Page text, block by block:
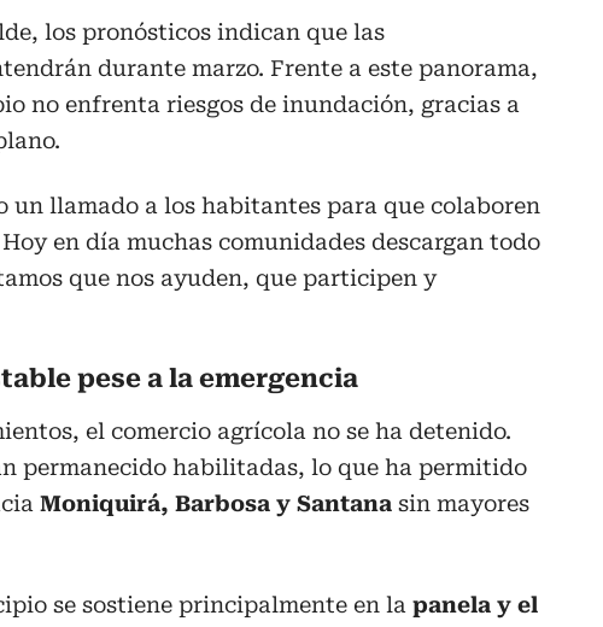
los pronósticos indican que las
durante marzo. Frente a este panorama,
no enfrenta riesgos de inundación, gracias a
un llamado a los habitantes para que colaboren
en día muchas comunidades descargan todo
que nos ayuden, que participen y
pese a la emergencia
el comercio agrícola no se ha detenido.
permanecido habilitadas, lo que ha permitido
Moniquirá, Barbosa y Santana sin mayores
se sostiene principalmente en la panela y el